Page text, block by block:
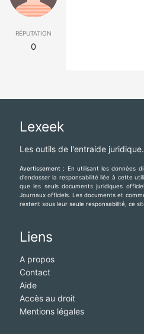
réputation
0
Lexeek
Les outils de l'entraide juridique.
Avertissement : En utilisant les données
d'endosser la responsabilité liée à cette
que les seuls documents juridiques
Journaux officiels. Les documents et
restent sous leur seule responsabilité, ce
Liens
A propos
Contact
Aide
Accès au droit
Mentions légales